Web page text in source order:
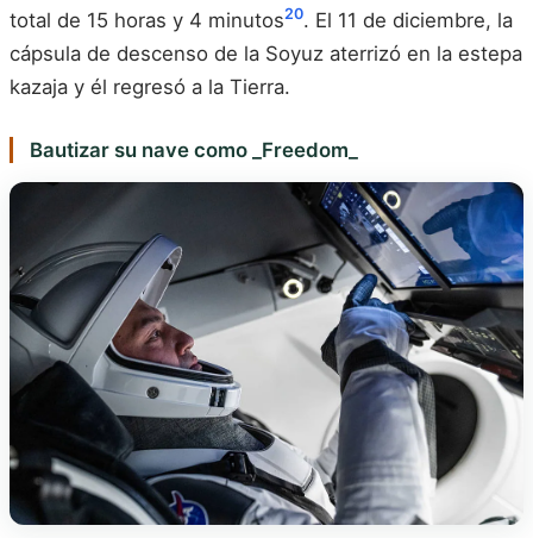
total de 15 horas y 4 minutos20. El 11 de diciembre, la
cápsula de descenso de la Soyuz aterrizó en la estepa
kazaja y él regresó a la Tierra.
Bautizar su nave como _Freedom_